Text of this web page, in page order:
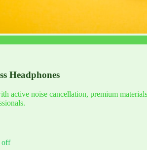
Headphones
active noise cancellation, premium
off